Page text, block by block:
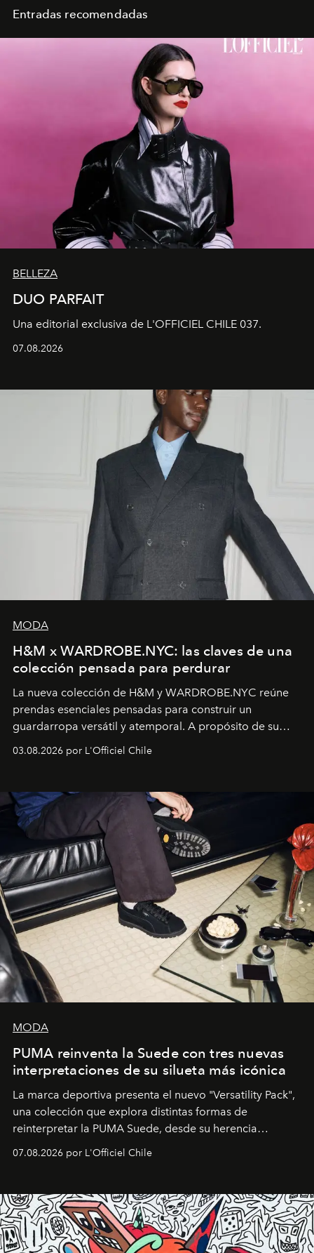
Entradas recomendadas
BELLEZA
DUO PARFAIT
Una editorial exclusiva de L'OFFICIEL CHILE 037.
07.08.2026
MODA
H&M x WARDROBE.NYC: las claves de una
colección pensada para perdurar
La nueva colección de H&M y WARDROBE.NYC reúne
prendas esenciales pensadas para construir un
guardarropa versátil y atemporal. A propósito de su
lanzamiento, los fundadores de la firma neoyorquina y
la asesora creativa y jefa de diseño global de la marca
y la filosofía detrás de la propuesta.
03.08.2026 por L'Officiel Chile
MODA
PUMA reinventa la Suede con tres nuevas
interpretaciones de su silueta más icónica
La marca deportiva presenta el nuevo "Versatility Pack",
una colección que explora distintas formas de
reinterpretar la PUMA Suede, desde su herencia
deportiva hasta una mirada moderna inspirada en el
diseño y el universo outdoor.
07.08.2026 por L'Officiel Chile